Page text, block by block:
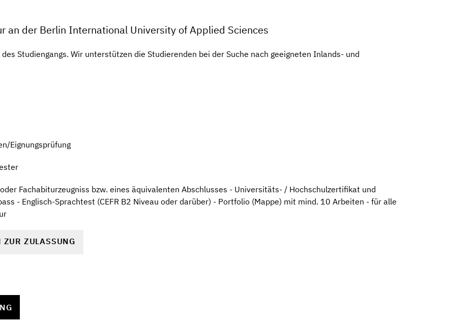
an der Berlin International University of Applied Sciences
Studiengangs. Wir unterstützen die Studierenden bei der Suche nach geeigneten Inlands- und
Eignungsprüfung
Fachabiturzeugniss bzw. eines äquivalenten Abschlusses - Universitäts- / Hochschulzertifikat und
- Englisch-Sprachtest (CEFR B2 Niveau oder darüber) - Portfolio (Mappe) mit mind. 10 Arbeiten - für alle
ZULASSUNG